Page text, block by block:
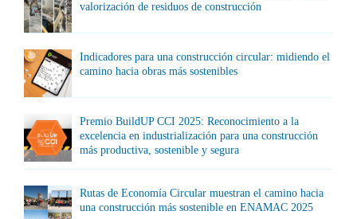
valorización de residuos de construcción
Indicadores para una construcción circular: midiendo el
camino hacia obras más sostenibles
Premio BuildUP CCI 2025: Reconocimiento a la
excelencia en industrialización para una construcción
más productiva, sostenible y segura
Rutas de Economía Circular muestran el camino hacia
una construcción más sostenible en ENAMAC 2025